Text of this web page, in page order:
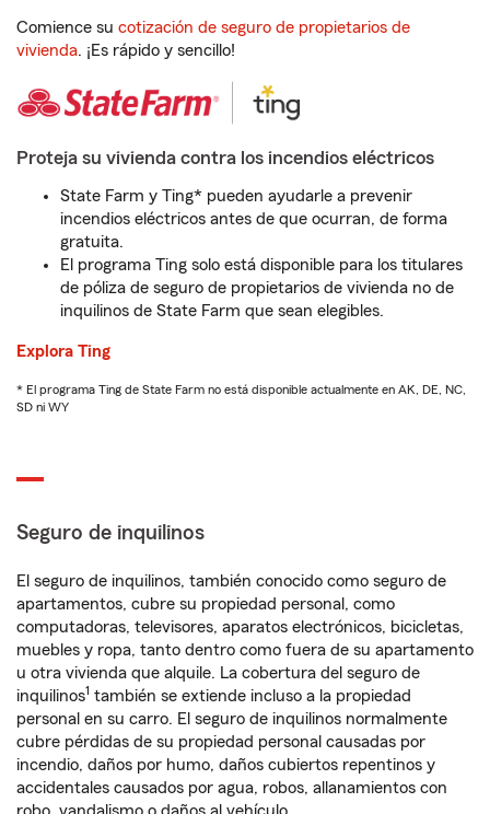
Comience su cotización de seguro de propietarios de
vivienda. ¡Es rápido y sencillo!
Proteja su vivienda contra los incendios eléctricos
State Farm y Ting* pueden ayudarle a prevenir
incendios eléctricos antes de que ocurran, de forma
gratuita.
El programa Ting solo está disponible para los titulares
de póliza de seguro de propietarios de vivienda no de
inquilinos de State Farm que sean elegibles.
Explora Ting
* El programa Ting de State Farm no está disponible actualmente en AK, DE, NC,
SD ni WY
Seguro de inquilinos
El seguro de inquilinos, también conocido como seguro de
apartamentos, cubre su propiedad personal, como
computadoras, televisores, aparatos electrónicos, bicicletas,
muebles y ropa, tanto dentro como fuera de su apartamento
u otra vivienda que alquile. La cobertura del seguro de
inquilinos1 también se extiende incluso a la propiedad
personal en su carro. El seguro de inquilinos normalmente
cubre pérdidas de su propiedad personal causadas por
incendio, daños por humo, daños cubiertos repentinos y
accidentales causados por agua, robos, allanamientos con